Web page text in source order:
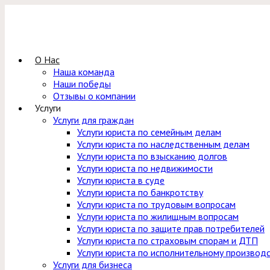
О Нас
Наша команда
Наши победы
Отзывы о компании
Услуги
Услуги для граждан
Услуги юриста по семейным делам
Услуги юриста по наследственным делам
Услуги юриста по взысканию долгов
Услуги юриста по недвижимости
Услуги юриста в суде
Услуги юриста по банкротству
Услуги юриста по трудовым вопросам
Услуги юриста по жилищным вопросам
Услуги юриста по защите прав потребителей
Услуги юриста по страховым спорам и ДТП
Услуги юриста по исполнительному
Услуги для бизнеса